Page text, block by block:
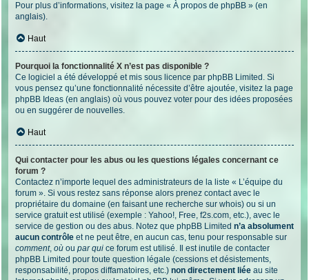
Pour plus d’informations, visitez la page « À propos de phpBB » (en
anglais).
Haut
Pourquoi la fonctionnalité X n’est pas disponible ?
Ce logiciel a été développé et mis sous licence par phpBB Limited. Si
vous pensez qu’une fonctionnalité nécessite d’être ajoutée, visitez la page
phpBB Ideas (en anglais) où vous pouvez voter pour des idées proposées
ou en suggérer de nouvelles.
Haut
Qui contacter pour les abus ou les questions légales concernant ce
forum ?
Contactez n’importe lequel des administrateurs de la liste « L’équipe du
forum ». Si vous restez sans réponse alors prenez contact avec le
propriétaire du domaine (en faisant une recherche sur whois) ou si un
service gratuit est utilisé (exemple : Yahoo!, Free, f2s.com, etc.), avec le
service de gestion ou des abus. Notez que phpBB Limited n’a absolument
aucun contrôle et ne peut être, en aucun cas, tenu pour responsable sur
comment, où ou par qui ce forum est utilisé. Il est inutile de contacter
phpBB Limited pour toute question légale (cessions et désistements,
responsabilité, propos diffamatoires, etc.) non directement liée au site